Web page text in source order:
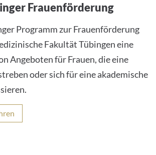
Frauenförderung
Programm zur Frauenförderung
Fakultät Tübingen eine
Angeboten für Frauen, die eine
oder sich für eine akademische